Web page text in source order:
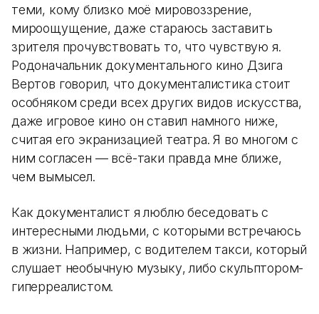
теми, кому близко моё мировоззрение,
мироощущение, даже стараюсь заставить
зрителя прочувствовать то, что чувствую я.
Родоначальник документального кино Дзига
Вертов говорил, что документалистика стоит
особняком среди всех других видов искусства,
даже игровое кино он ставил намного ниже,
считая его экранизацией театра. Я во многом с
ним согласен — всё-таки правда мне ближе,
чем вымысел.
Как документалист я люблю беседовать с
интересными людьми, с которыми встречаюсь
в жизни. Например, с водителем такси, который
слушает необычную музыку, либо скульптором-
гиперреалистом.